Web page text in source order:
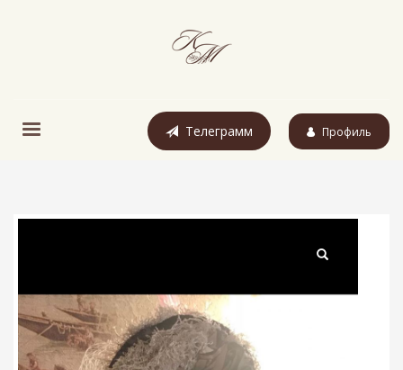
Телеграмм Профиль